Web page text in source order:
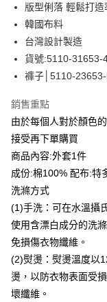
國泰世華商業銀行
臺灣中小企業銀行
匯豐（台灣）商業銀行
聯邦商業銀行
元大商業銀行
玉山商業銀行
台灣樂天信用卡公司
街口支付
悠遊付
全盈+PAY
貨到付款
運送方式
付款後全家取貨
每筆NT$80，滿
付款後7-11取貨
每筆NT$80，滿
宅配到府
每筆NT$80，滿
版型俐落 輕鬆打造
韓國布料
台灣設計製造
貨號:5110-31653-
褲子│5110-
銷售重點
由於每個人對於顏色
接受再下單購買
商品內容:外套1件
成份:棉100% 配布:特
洗滌方式
(1)手洗：可在水溫攝
使用含漂白成分的洗
免損傷衣物纖維。
(2)熨燙：熨燙溫度以
燙，以防衣物表面受
壞纖維。